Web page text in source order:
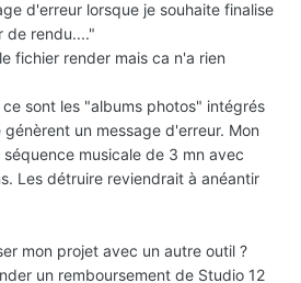
d'erreur lorsque je souhaite finalise
de rendu...."
fichier render mais ca n'a rien
sont les "albums photos" intégrés
un message d'erreur. Mon
musicale de 3 mn avec
Les détruire reviendrait à anéantir
mon projet avec un autre outil ?
un remboursement de Studio 12